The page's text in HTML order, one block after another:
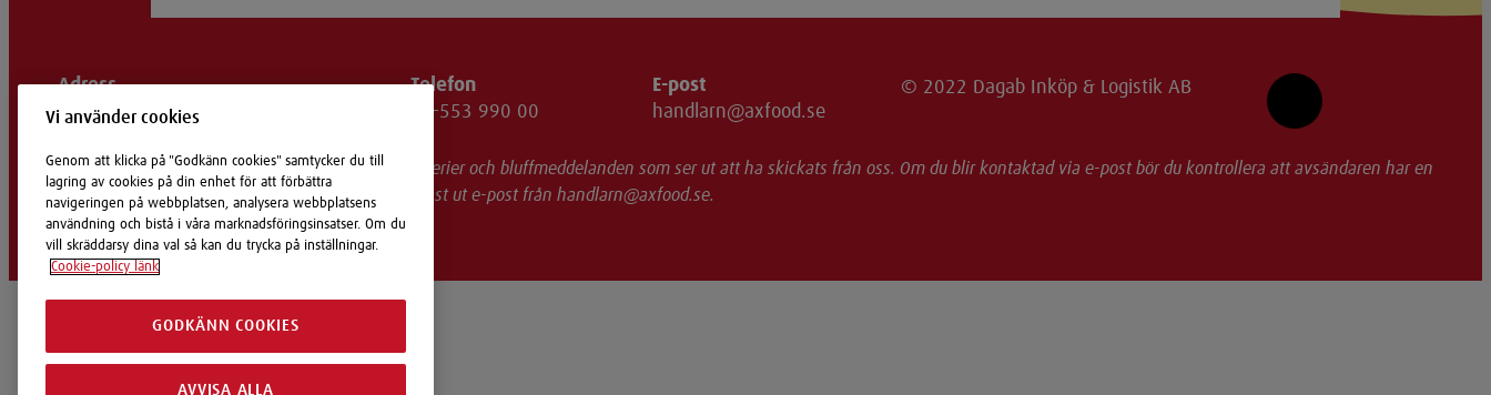
Adress
Solnavägen 4, 113 65 Stockholm
Telefon
08-553 990 00
E-post
handlarn@axfood.se
© 2022 Dagab Inköp & Logistik AB
Just nu ser vi en ökning av försök till domänbedrägerier och bluffmeddelanden som ser ut att ha skickats från oss. Om du blir kontaktad via e-post bör du kontrollera att avsändaren har en
officiell e-postadress hos Handlarn. Vi skickar endast ut e-post från handlarn@axfood.se.
Vi använder cookies
Genom att klicka på "Godkänn cookies" samtycker du till
lagring av cookies på din enhet för att förbättra
navigeringen på webbplatsen, analysera webbplatsens
användning och bistå i våra marknadsföringsinsatser. Om du
vill skräddarsy dina val så kan du trycka på inställningar.
Cookie-policy länk
GODKÄNN COOKIES
AVVISA ALLA